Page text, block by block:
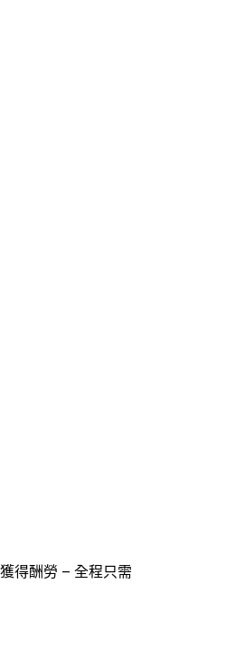
得酬勞 – 全程只需